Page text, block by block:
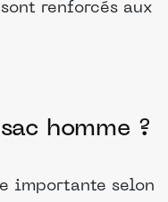
renforcés aux
homme ?
importante selon